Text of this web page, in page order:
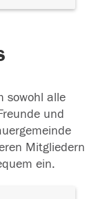
sowohl alle
und
Mitgliedern
ein.